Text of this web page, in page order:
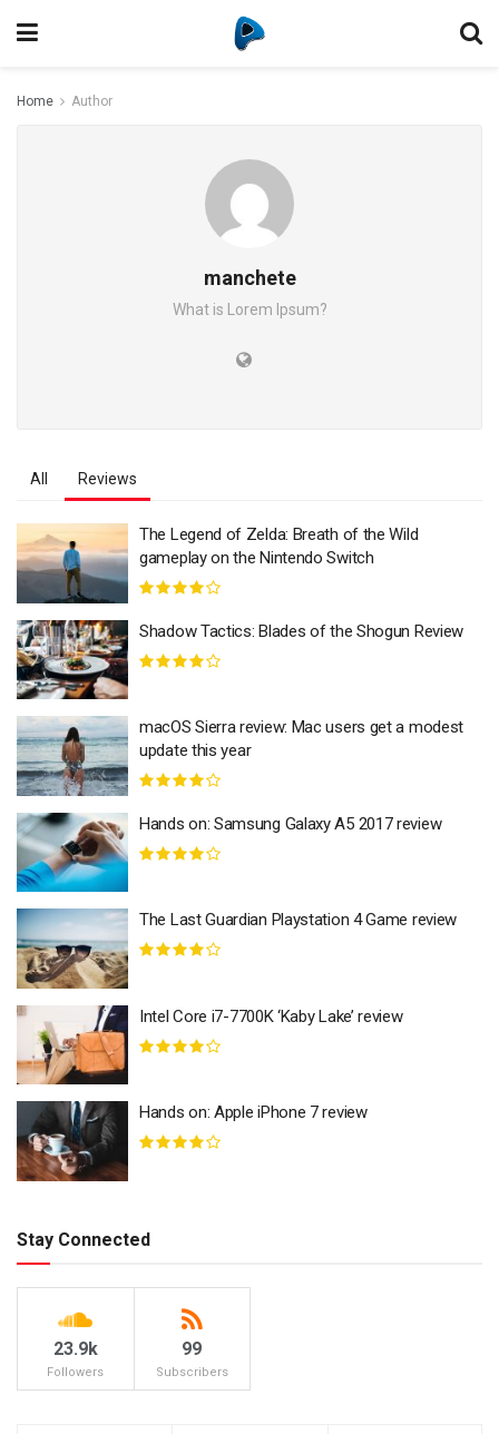
Home Author
manchete
What is Lorem Ipsum?
All Reviews
The Legend of Zelda: Breath of the Wild
gameplay on the Nintendo Switch
Shadow Tactics: Blades of the Shogun Review
macOS Sierra review: Mac users get a modest
update this year
Hands on: Samsung Galaxy A5 2017 review
The Last Guardian Playstation 4 Game review
Intel Core i7-7700K ‘Kaby Lake’ review
Hands on: Apple iPhone 7 review
Stay Connected
23.9k
Followers
99
Subscribers